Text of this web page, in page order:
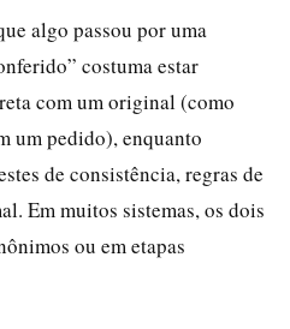
algo passou por uma
costuma estar
com um original (como
um pedido), enquanto
de consistência, regras de
Em muitos sistemas, os dois
ou em etapas